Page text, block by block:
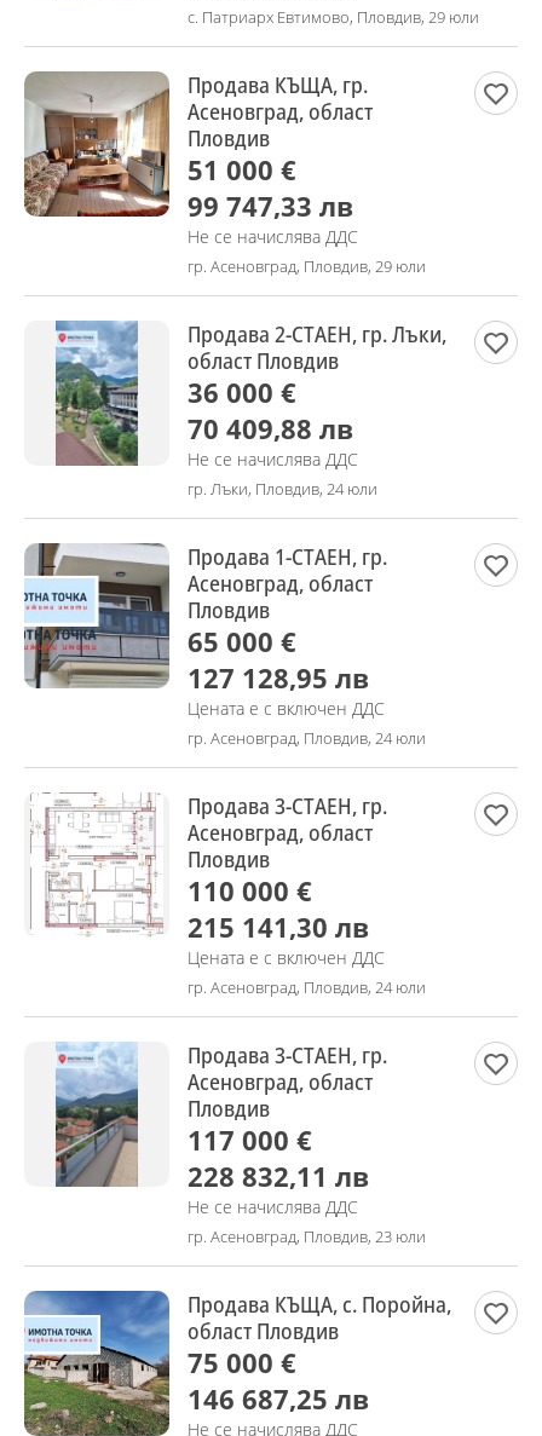
с. Патриарх Евтимово, Пловдив, 29 юли
Продава КЪЩА, гр.
Асеновград, област
Пловдив
51 000 €
99 747,33 лв
Не се начислява ДДС
гр. Асеновград, Пловдив, 29 юли
Продава 2-СТАЕН, гр. Лъки,
област Пловдив
36 000 €
70 409,88 лв
Не се начислява ДДС
гр. Лъки, Пловдив, 24 юли
Продава 1-СТАЕН, гр.
Асеновград, област
Пловдив
65 000 €
127 128,95 лв
Цената е с включен ДДС
гр. Асеновград, Пловдив, 24 юли
Продава 3-СТАЕН, гр.
Асеновград, област
Пловдив
110 000 €
215 141,30 лв
Цената е с включен ДДС
гр. Асеновград, Пловдив, 24 юли
Продава 3-СТАЕН, гр.
Асеновград, област
Пловдив
117 000 €
228 832,11 лв
Не се начислява ДДС
гр. Асеновград, Пловдив, 23 юли
Продава КЪЩА, с. Поройна,
област Пловдив
75 000 €
146 687,25 лв
Не се начислява ДДС